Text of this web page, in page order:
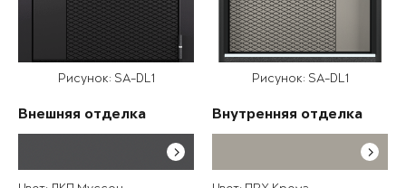
Рисунок: SA-DL1
Внешняя отделка
Рисунок: SA-DL1
Внутренняя отделка